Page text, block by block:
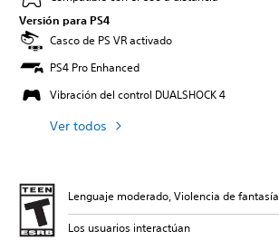
Versión para PS4
Casco de PS VR activado
PS4 Pro Enhanced
Vibración del control DUALSHOCK 4
Ver todos
Lenguaje moderado, Violencia de fantasía
Los usuarios interactúan